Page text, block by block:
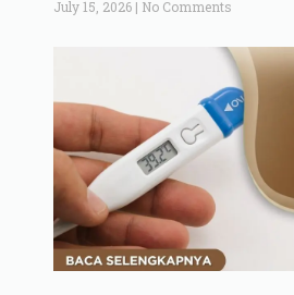
July 15, 2026 No Comments